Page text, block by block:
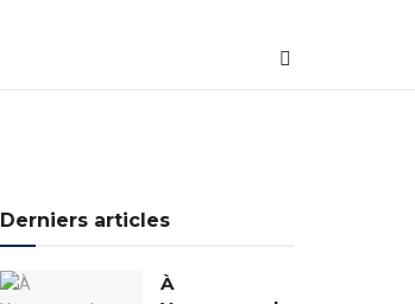
Derniers articles
À